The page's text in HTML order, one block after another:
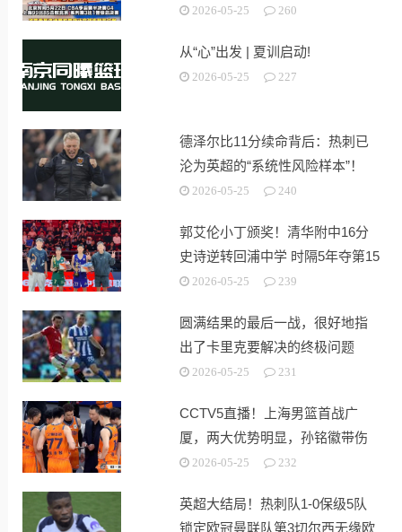
决赛
2026-05-25 260
从“心”出发 | 夏训启动!
2026-05-25 227
德泽尔比11分续命背后：热刺已
沦为英超的“系统性风险样本”！
2026-05-25 240
郭艾伦小丁颁奖！清华附中16分
史诗逆转回浦中学 时隔5年夺第15
冠2026-05-25 239
圆满结果的最后一战，很好地指
出了卡里克要解决的终极问题
2026-05-25 231
CCTV5直播！上海男篮首战广
厦，两大优势明显，孙铭徽带伤
出战！
2026-05-25 232
英超大结局！热刺队1-0保级5队
锁定欧冠曼联队第3切尔西无缘欧